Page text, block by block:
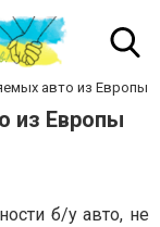
авто из Европы
из Европы
б/у авто, не